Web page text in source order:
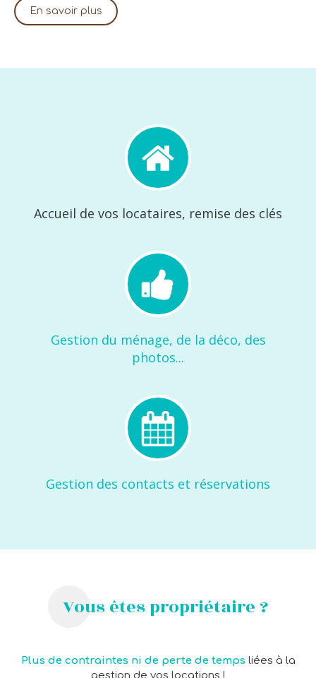
En savoir plus
Accueil de vos locataires, remise des clés
Gestion du ménage, de la déco, des
photos...
Gestion des contacts et réservations
Vous êtes propriétaire ?
Plus de contraintes ni de perte de tempsliées à la
gestion de vos locations !